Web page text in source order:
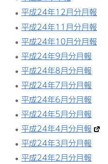
平成24年12月分月報
平成24年11月分月報
平成24年10月分月報
平成24年9月分月報
平成24年8月分月報
平成24年7月分月報
平成24年6月分月報
平成24年5月分月報
平成24年4月分月報
平成24年3月分月報
平成24年2月分月報